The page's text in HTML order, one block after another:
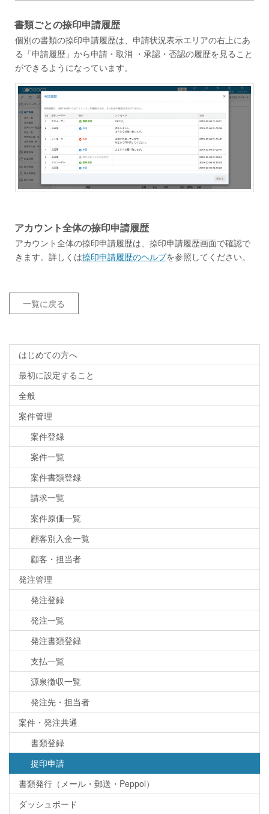
書類ごとの捺印申請履歴
個別の書類の捺印申請履歴は、申請状況表示エリアの右上にあ
る「申請履歴」から申請・取消 ・承認・否認の履歴を見ること
ができるようになっています。
アカウント全体の捺印申請履歴
アカウント全体の捺印申請履歴は、捺印申請履歴画面で確認で
きます。詳しくは捺印申請履歴のヘルプを参照してください。
一覧に戻る
はじめての方へ
最初に設定すること
全般
案件管理
案件登録
案件一覧
案件書類登録
請求一覧
案件原価一覧
顧客別入金一覧
顧客・担当者
発注管理
発注登録
発注一覧
発注書類登録
支払一覧
源泉徴収一覧
発注先・担当者
案件・発注共通
書類登録
捉印申請
書類発行（メール・郵送・Peppol）
ダッシュボード